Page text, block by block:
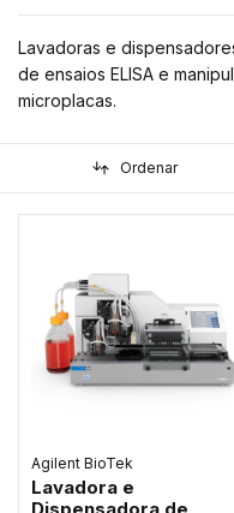
Lavadoras e
de ensaios ELISA e
microplacas.
Ordenar
Agilent BioTek
Lavadora e